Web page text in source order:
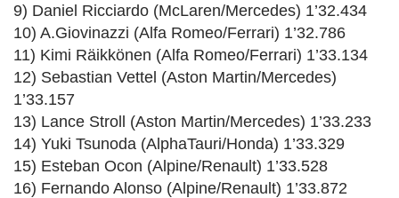
9) Daniel Ricciardo (McLaren/Mercedes) 1’32.434
10) A.Giovinazzi (Alfa Romeo/Ferrari) 1’32.786
11) Kimi Räikkönen (Alfa Romeo/Ferrari) 1’33.134
12) Sebastian Vettel (Aston Martin/Mercedes)
1’33.157
13) Lance Stroll (Aston Martin/Mercedes) 1’33.233
14) Yuki Tsunoda (AlphaTauri/Honda) 1’33.329
15) Esteban Ocon (Alpine/Renault) 1’33.528
16) Fernando Alonso (Alpine/Renault) 1’33.872